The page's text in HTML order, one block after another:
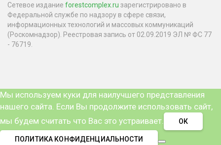
Сетевое издание forestcomplex.ru зарегистрировано в
Федеральной службе по надзору в сфере связи,
информационных технологий и массовых коммуникаций
(Роскомнадзор). Реестровая запись от 02.09.2019 ЭЛ № ФС 77
- 76719.
Мы используем куки для наилучшего представления
нашего сайта. Если Вы продолжите использовать сайт,
мы будем считать что Вас это устраивает.
ОК
ПОЛИТИКА КОНФИДЕНЦИАЛЬНОСТИ